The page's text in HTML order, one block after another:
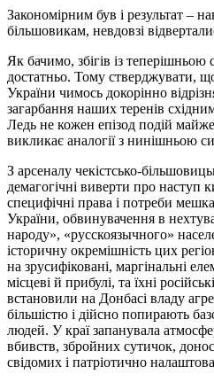
Закономірним був і результат –
більшовикам, невдовзі
Як бачимо, збігів із теперішньою
достатньо. Тому стверджувати,
України чимось докорінно
загарбання наших теренів
Ледь не кожен епізод подій майже
викликає аналогії з нинішньою
З арсеналу чекістсько-
демагогічні виверти про наступ
специфічні права і потреби
України, обвинувачення в
народу», «русскоязычного»
історичну окремішність цих
на зрусифіковані, маргінальні
місцеві й прибулі, та їхні
встановили на Донбасі владу
більшістю і дійсно попирають
людей. У краї запанувала
вбивств, збройних сутичок,
свідомих і патріотично